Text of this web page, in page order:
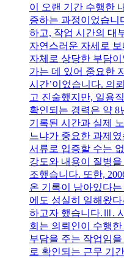
이 오랜 기간 수행한
증하는 과정이었습니
하고, 작업 시간의 대
자연스러운 자세로
자체로 상당한 부담
가는 데 있어 중요한
시간’이었습니다. 의
고 진술했지만, 일용
확인되는 경력은 약 8
기록된 시간과 실제
느냐가 중요한 과제
서류로 입증할 수는
강도와 내용이 질병
조했습니다. 또한,
온 기록이 남아있다
에도 성실히 일해왔
하고자 했습니다.Ⅲ.
회는 의뢰인이 수행
부담을 주는 작업임
로 확인되는 근무 기